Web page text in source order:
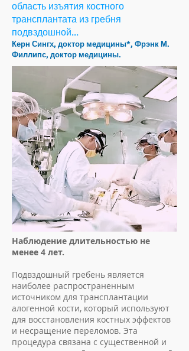
Наблюдение длительностью не
менее 4 лет.
Подвздошный гребень является
наиболее распространенным
источником для трансплантации
алогенной кости, который используют
для восстановления костных эффектов
и несращение переломов. Эта
процедура связана с существенной и
область изъятия костного
трансплантата из гребня
подвздошной...
Керн Сингх, доктор медицины*, Фрэнк М.
Филлипс, доктор медицины.